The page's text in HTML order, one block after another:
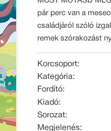
pár perc van a
családjáról szóló
remek szórakozást
Korcsoport:
Kategória:
Fordító:
Kiadó:
Sorozat:
Megjelenés: